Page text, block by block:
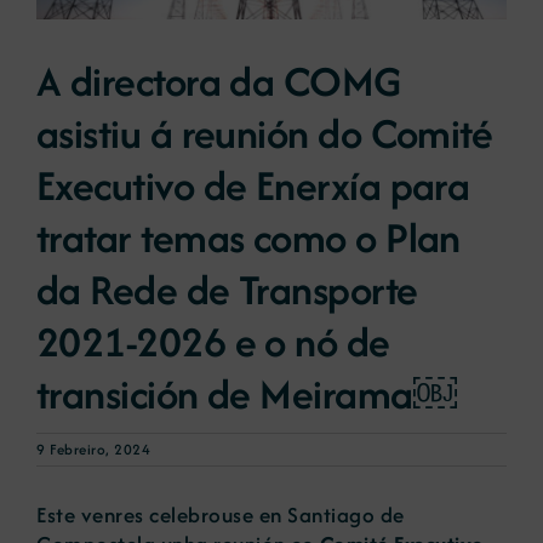
Novas
Portal de emprego
Contacto
A directora da COMG
asistiu á reunión do Comité
Executivo de Enerxía para
tratar temas como o Plan
da Rede de Transporte
2021-2026 e o nó de
transición de Meirama￼
9 Febreiro, 2024
Este venres celebrouse en Santiago de